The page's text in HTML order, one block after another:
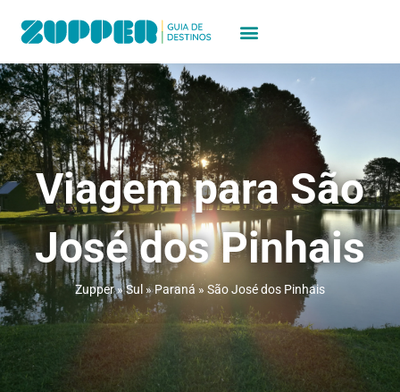
Viagem para São
José dos Pinhais
Zupper»Sul »Paraná » São José dos Pinhais